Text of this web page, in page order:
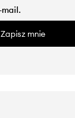
Zapisz mnie